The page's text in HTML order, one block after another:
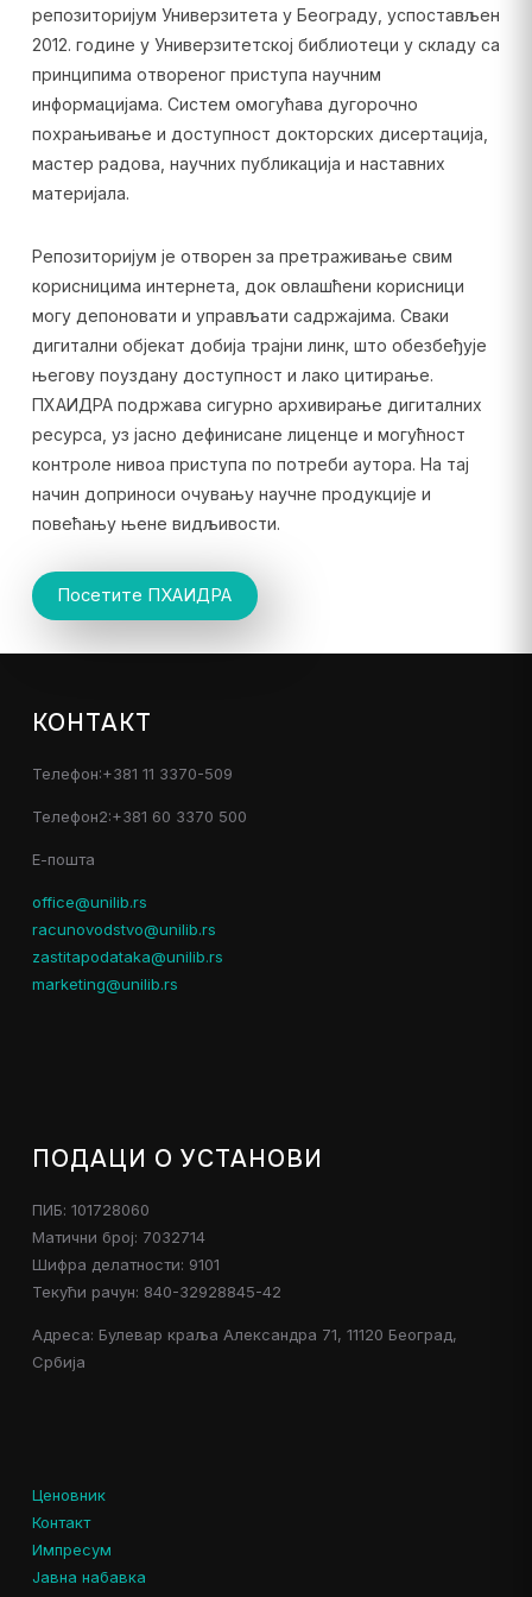
репозиторијум Универзитета у Београду, успостављен
2012. године у Универзитетској библиотеци у складу са
принципима отвореног приступа научним
информацијама. Систем омогућава дугорочно
похрањивање и доступност докторских дисертација,
мастер радова, научних публикација и наставних
материјала.
Репозиторијум је отворен за претраживање свим
корисницима интернета, док овлашћени корисници
могу депоновати и управљати садржајима. Сваки
дигитални објекат добија трајни линк, што обезбеђује
његову поуздану доступност и лако цитирање.
ПХАИДРА подржава сигурно архивирање дигиталних
ресурса, уз јасно дефинисане лиценце и могућност
контроле нивоа приступа по потреби аутора. На тај
начин доприноси очувању научне продукције и
повећању њене видљивости.
Посетите ПХАИДРА
КОНТАКТ
Телефон:+381 11 3370-509
Телефон2:+381 60 3370 500
Е-пошта
office@unilib.rs
racunovodstvo@unilib.rs
zastitapodataka@unilib.rs
marketing@unilib.rs
ПОДАЦИ О УСТАНОВИ
ПИБ: 101728060
Матични број: 7032714
Шифра делатности: 9101
Текући рачун: 840-32928845-42
Адреса: Булевар краља Александра 71, 11120 Београд,
Србија
Ценовник
Контакт
Импресум
Јавна набавка